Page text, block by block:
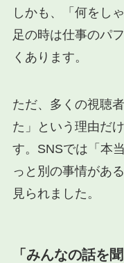
しかも、「何をし
足の時は仕事のパ
くあります。
ただ、多くの視聴
た」という理由だ
す。SNSでは「本
っと別の事情があ
見られました。
「みんなの話を